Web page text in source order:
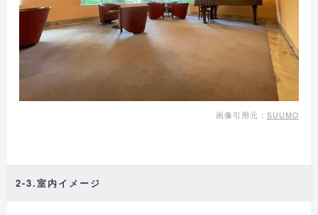
画像引用元： SUUMO
2-3.室内イメージ